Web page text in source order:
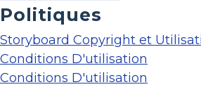
Politiques
Storyboard Copyright et
Conditions D'utilisation
Conditions D'utilisation